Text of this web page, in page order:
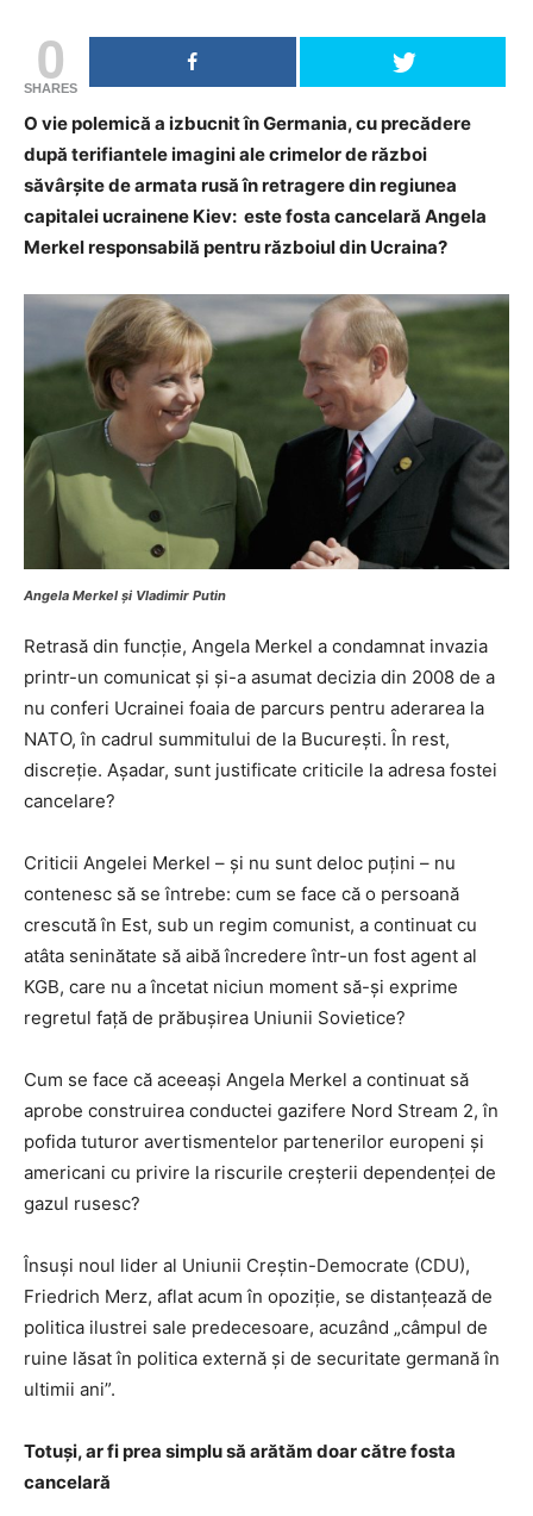
0
SHARES
O vie polemică a izbucnit în Germania, cu precădere
după terifiantele imagini ale crimelor de război
săvârșite de armata rusă în retragere din regiunea
capitalei ucrainene Kiev: este fosta cancelară Angela
Merkel responsabilă pentru războiul din Ucraina?
Angela Merkel și Vladimir Putin
Retrasă din funcție, Angela Merkel a condamnat invazia
printr-un comunicat și și-a asumat decizia din 2008 de a
nu conferi Ucrainei foaia de parcurs pentru aderarea la
NATO, în cadrul summitului de la București. În rest,
discreție. Așadar, sunt justificate criticile la adresa fostei
cancelare?
Criticii Angelei Merkel – și nu sunt deloc puțini – nu
contenesc să se întrebe: cum se face că o persoană
crescută în Est, sub un regim comunist, a continuat cu
atâta seninătate să aibă încredere într-un fost agent al
KGB, care nu a încetat niciun moment să-și exprime
regretul față de prăbușirea Uniunii Sovietice?
Cum se face că aceeași Angela Merkel a continuat să
aprobe construirea conductei gazifere Nord Stream 2, în
pofida tuturor avertismentelor partenerilor europeni și
americani cu privire la riscurile creșterii dependenței de
gazul rusesc?
Însuși noul lider al Uniunii Creștin-Democrate (CDU),
Friedrich Merz, aflat acum în opoziție, se distanțează de
politica ilustrei sale predecesoare, acuzând „câmpul de
ruine lăsat în politica externă și de securitate germană în
ultimii ani”.
Totuși, ar fi prea simplu să arătăm doar către fosta
cancelară